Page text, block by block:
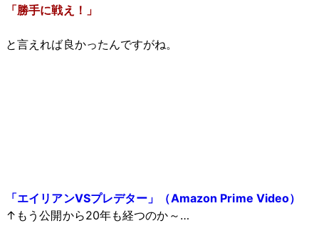
「勝手に戦え！」
と言えれば良かったんですがね。
「エイリアンVSプレデター」（Amazon Prime Video）
↑もう公開から20年も経つのか～…